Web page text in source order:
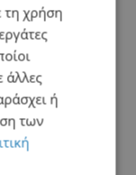
τη χρήση
άλλες
ή
των